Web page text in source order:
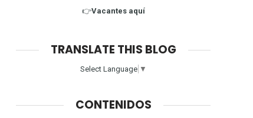
👉Vacantes aquí
TRANSLATE THIS BLOG
Select Language ▼
CONTENIDOS